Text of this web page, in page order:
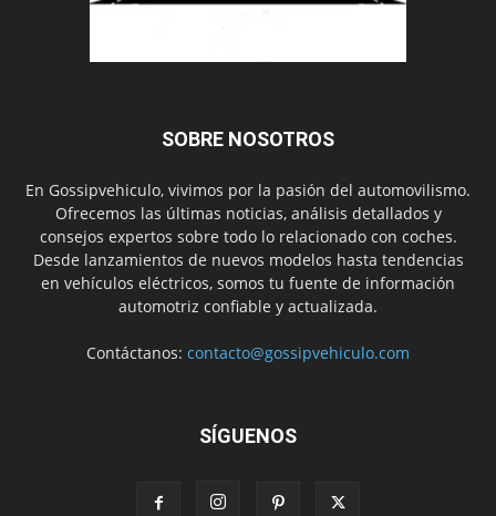
SOBRE NOSOTROS
En Gossipvehiculo, vivimos por la pasión del automovilismo.
Ofrecemos las últimas noticias, análisis detallados y
consejos expertos sobre todo lo relacionado con coches.
Desde lanzamientos de nuevos modelos hasta tendencias
en vehículos eléctricos, somos tu fuente de información
automotriz confiable y actualizada.
Contáctanos: contacto@gossipvehiculo.com
SÍGUENOS